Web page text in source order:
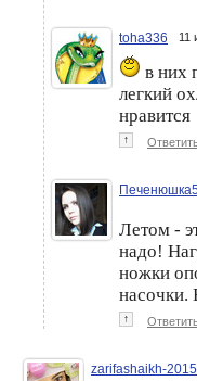
toha336 11
в них
легкий
нравится
↑
Летом -
надо!
ножки
насочки.
↑
zarifashaikh-2015